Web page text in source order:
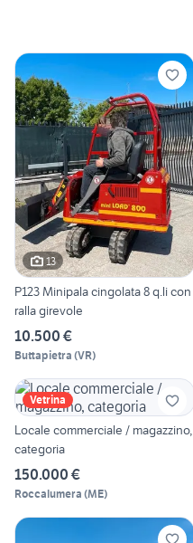
13
P123 Minipala cingolata 8 q.li con
ralla girevole
10.500 €
Buttapietra (VR)
Vetrina
Locale commerciale / magazzino,
categoria
150.000 €
Roccalumera (ME)